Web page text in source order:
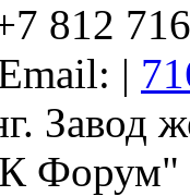
812
|
Завод
Форум"